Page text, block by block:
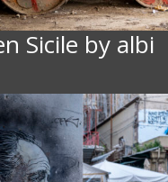
Sicile by albi